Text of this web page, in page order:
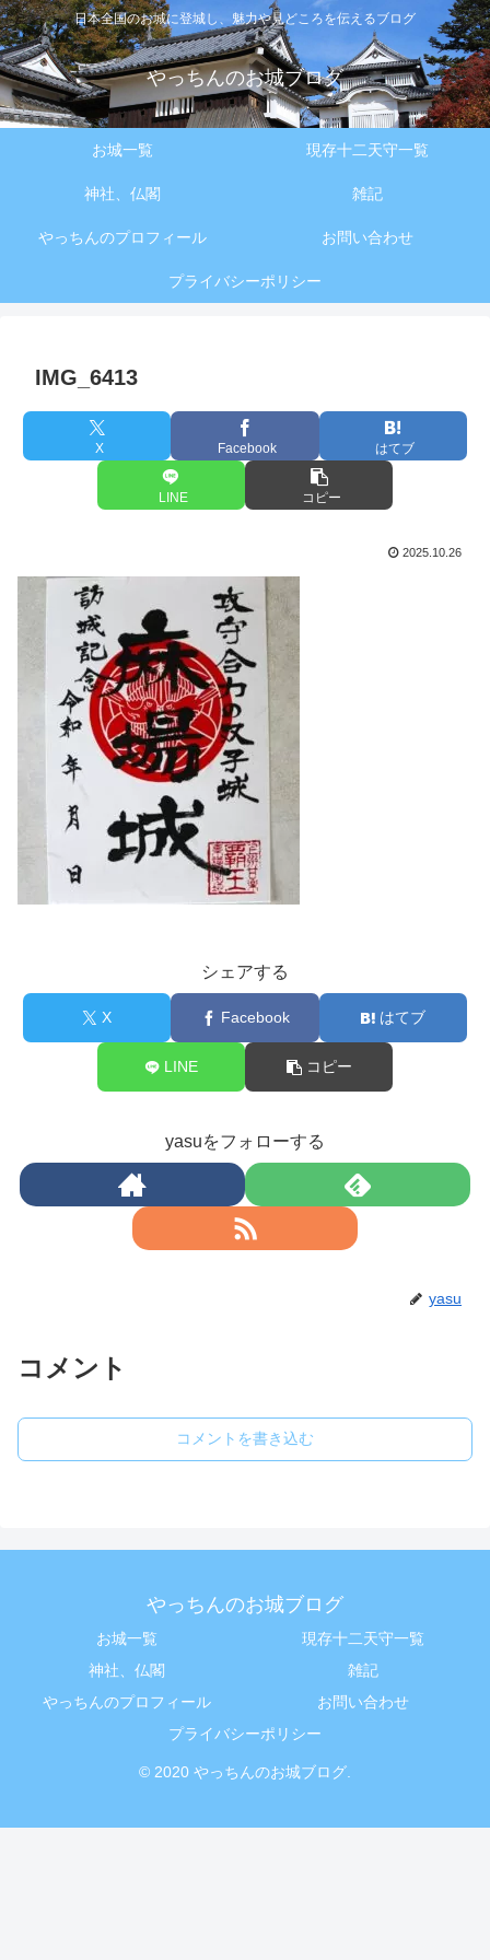
日本全国のお城に登城し、魅力や見どころを伝えるブログ
やっちんのお城ブログ
お城一覧 現存十二天守一覧
神社、仏閣 雑記
やっちんのプロフィール お問い合わせ
プライバシーポリシー
IMG_6413
X Facebook はてブ
LINE コピー
2025.10.26
シェアする
X Facebook はてブ
LINE コピー
yasuをフォローする
yasu
コメント
コメントを書き込む
やっちんのお城ブログ
お城一覧
現存十二天守一覧
神社、仏閣
雑記
やっちんのプロフィール
お問い合わせ
プライバシーポリシー
© 2020 やっちんのお城ブログ.